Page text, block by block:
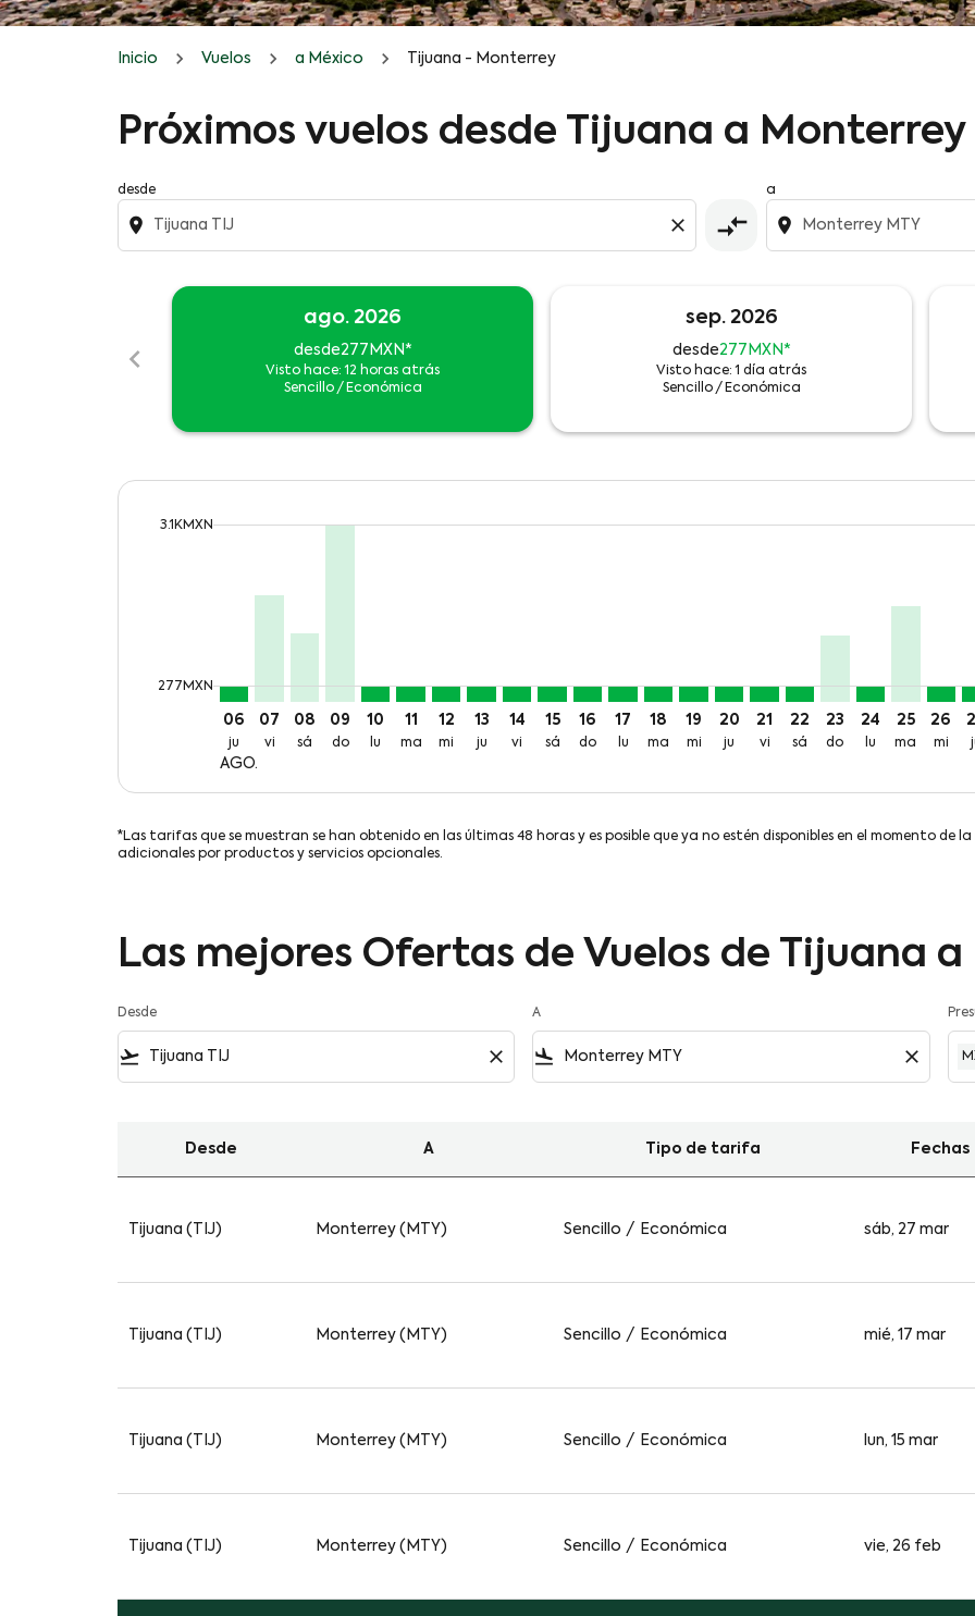
Inicio Vuelos a México Tijuana - Monterrey
Próximos vuelos desde Tijuana a Monterrey
desde
location_on close compare_arrows
a
location_on
chevron_left
ago. 2026
desde277MXN*
Visto hace: 12 horas atrás
Sencillo / Económica
sep. 2026
desde277MXN*
Visto hace: 1 día atrás
Sencillo / Económica
277MXN
3.1KMXN
06
ju
AGO.
07
vi
08
sá
09
do
10
lu
11
ma
12
mi
13
ju
14
vi
15
sá
16
do
17
lu
18
ma
19
mi
TIJ–MTY, jue, 20 ago: desde
20
ju
TIJ–MTY, vie, 21 ago:
21
vi
TIJ–MTY, sáb, 22 ago:
22
sá
TIJ–MTY, dom, 23
23
do
TIJ–MTY, lun,
24
lu
25
ma
26
mi
*Las tarifas que se muestran se han obtenido en las últimas 48 horas y es posible que ya no estén disponibles en el momento de
adicionales por productos y servicios opcionales.
Las mejores Ofertas de Vuelos de Tijuana
Desde
flight_takeoff close
A
flight_land close
Desde A Tipo de tarifa Fechas
Tijuana (TIJ) Monterrey (MTY) Sencillo / Económica sáb, 27 mar
Tijuana (TIJ) Monterrey (MTY) Sencillo / Económica mié, 17 mar
Tijuana (TIJ) Monterrey (MTY) Sencillo / Económica lun, 15 mar
Tijuana (TIJ) Monterrey (MTY) Sencillo / Económica vie, 26 feb